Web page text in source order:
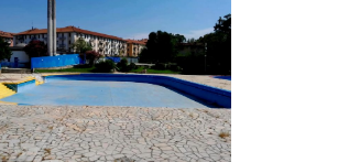
CSOA LAMBRETTA
MSM
STUDENTI TSUNAMI
ZAM